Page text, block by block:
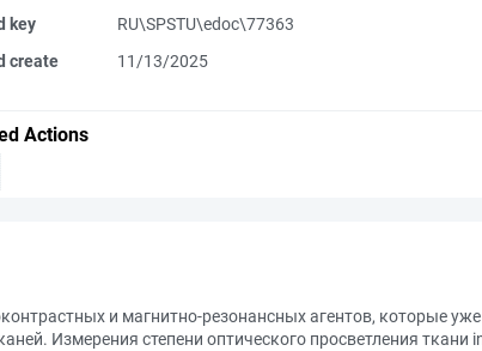
key
RU\SPSTU\edoc\77363
create
11/13/2025
Actions
и магнитно-резонансных агентов, которые
Измерения степени оптического просветления